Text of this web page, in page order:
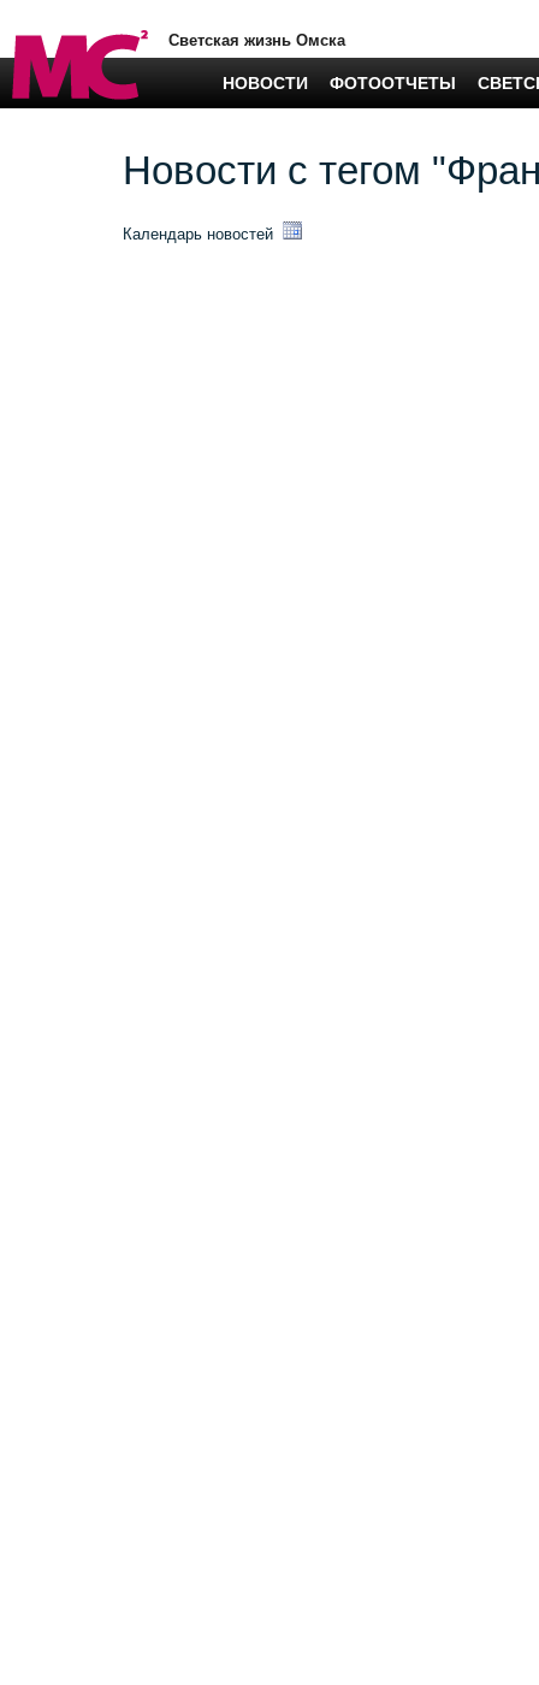
Светская жизнь Омска
НОВОСТИ ФОТООТЧЕТЫ
Новости с тегом
Календарь новостей